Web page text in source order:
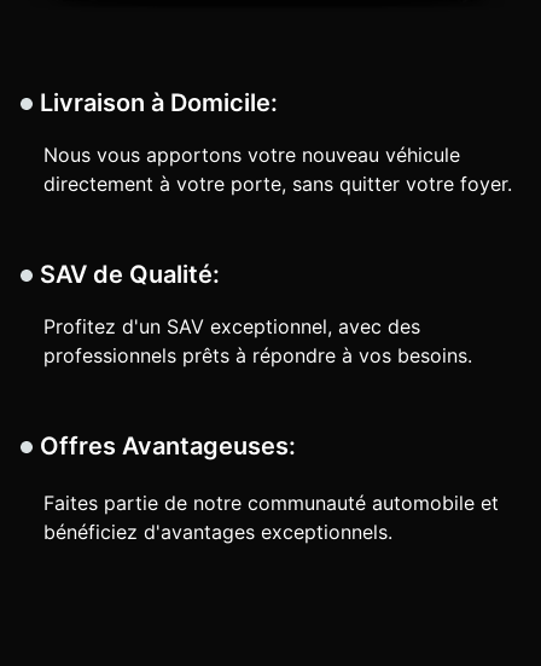
Livraison à Domicile:
Nous vous apportons votre nouveau véhicule
directement à votre porte, sans quitter votre foyer.
SAV de Qualité:
Profitez d'un SAV exceptionnel, avec des
professionnels prêts à répondre à vos besoins.
Offres Avantageuses:
Faites partie de notre communauté automobile et
bénéficiez d'avantages exceptionnels.